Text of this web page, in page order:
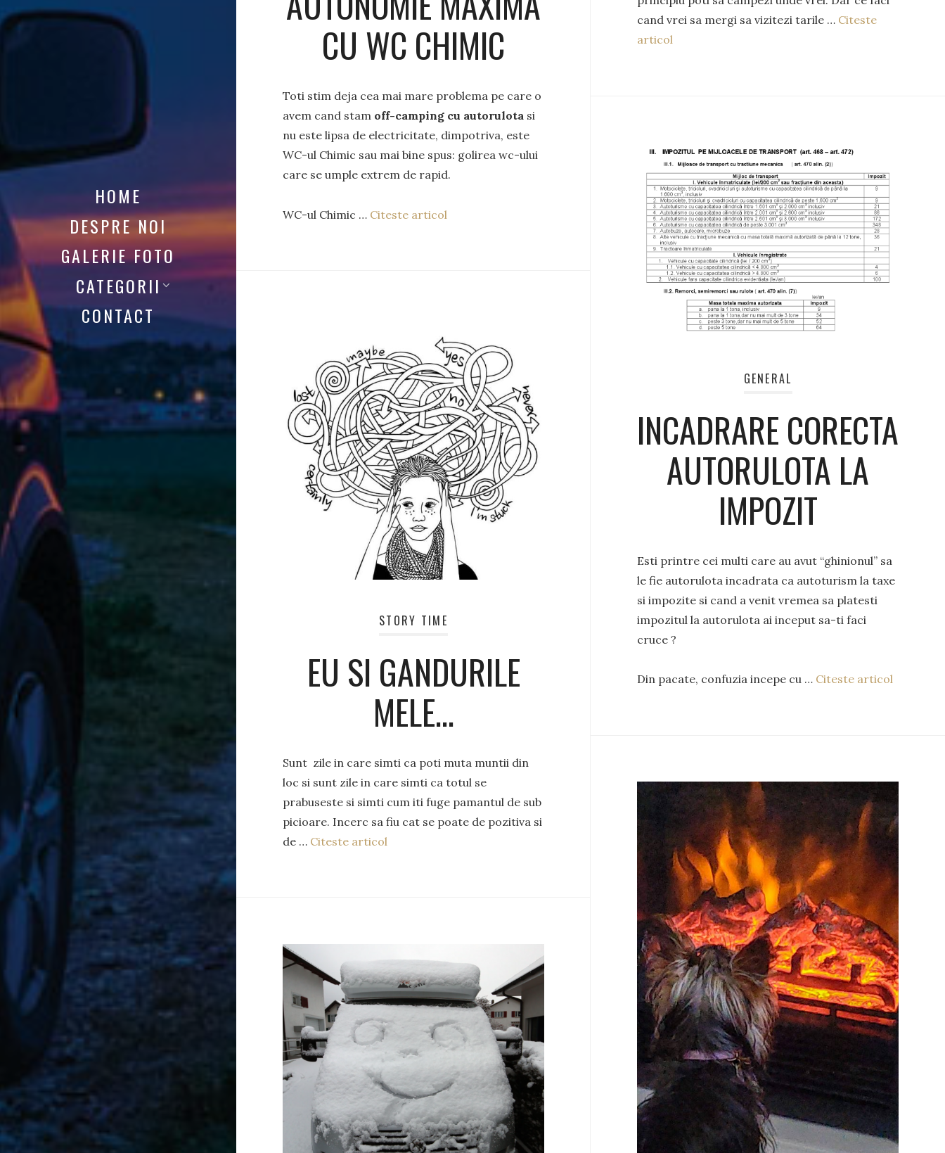
HOME
DESPRE NOI
GALERIE FOTO
CATEGORII
CONTACT
CU WC CHIMIC
Toti stim deja cea mai mare problema pe care o
avem cand stam off-camping cu autorulota si
nu este lipsa de electricitate, dimpotriva, este
WC-ul Chimic sau mai bine spus: golirea wc-ului
care se umple extrem de rapid.
WC-ul Chimic … Citeste articol
cand vrei sa mergi sa vizitezi tarile … Citeste
articol
GENERAL
INCADRARE CORECTA
AUTORULOTA LA
IMPOZIT
Esti printre cei multi care au avut “ghinionul” sa
le fie autorulota incadrata ca autoturism la taxe
si impozite si cand a venit vremea sa platesti
impozitul la autorulota ai inceput sa-ti faci
cruce ?
Din pacate, confuzia incepe cu … Citeste articol
STORY TIME
EU SI GANDURILE
MELE…
Sunt zile in care simti ca poti muta muntii din
loc si sunt zile in care simti ca totul se
prabuseste si simti cum iti fuge pamantul de sub
picioare. Incerc sa fiu cat se poate de pozitiva si
de … Citeste articol